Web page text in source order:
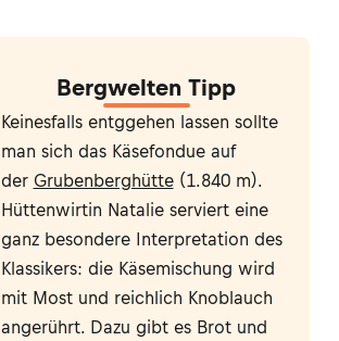
Bergwelten Tipp
Keinesfalls entggehen lassen sollte
man sich das Käsefondue auf
der Grubenberghütte(1.840 m).
Hüttenwirtin Natalie serviert eine
ganz besondere Interpretation des
Klassikers: die Käsemischung wird
mit Most und reichlich Knoblauch
angerührt. Dazu gibt es Brot und